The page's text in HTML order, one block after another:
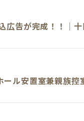
広告が完成！！｜
ール安置室兼親族控